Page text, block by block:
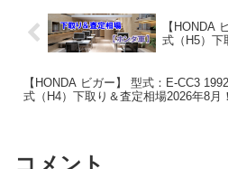
【HONDA
式（H5）下
【HONDA ビガー】 型式：E-CC3
式（H4）下取り＆査定相場2026年8月！
コメント